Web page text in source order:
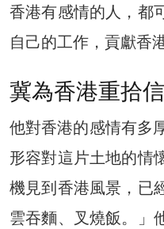
香港有感情的人，都
自己的工作，貢獻香
冀為香港重拾
他對香港的感情有多
形容對這片土地的情
機見到香港風景，已
雲吞麵、叉燒飯。」